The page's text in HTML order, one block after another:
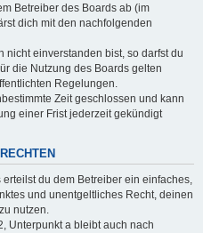
Betreiber des Boards ab (im
dich mit den nachfolgenden
nicht einverstanden bist, so darfst du
die Nutzung des Boards gelten
Regelungen.
Zeit geschlossen und kann
einer Frist jederzeit gekündigt
du dem Betreiber ein einfaches,
und unentgeltliches Recht, deinen
nutzen.
Unterpunkt a bleibt auch nach